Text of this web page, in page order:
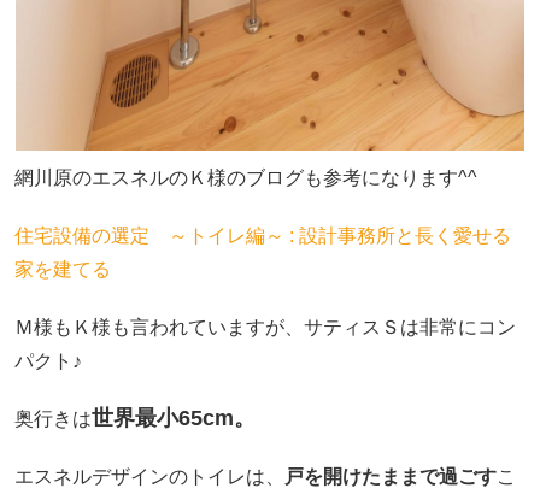
網川原のエスネルのＫ様のブログも参考になります^^
住宅設備の選定 ～トイレ編～ : 設計事務所と長く愛せる
家を建てる
Ｍ様もＫ様も言われていますが、サティスＳは非常にコン
パクト♪
奥行きは世界最小65cm。
エスネルデザインのトイレは、 戸を開けたままで過ごすこ